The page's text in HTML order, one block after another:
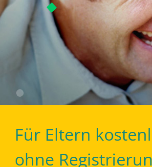
Für Eltern
ohne